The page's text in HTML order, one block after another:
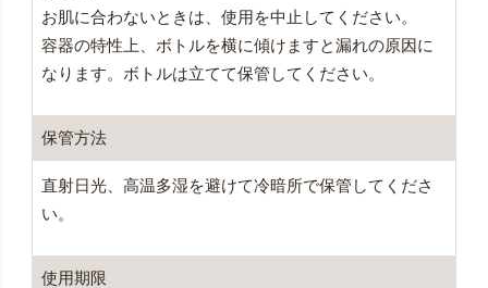
お肌に合わないときは、使用を中止してください。
容器の特性上、ボトルを横に傾けますと漏れの原因に
なります。ボトルは立てて保管してください。
保管方法
直射日光、高温多湿を避けて冷暗所で保管してくださ
い。
使用期限